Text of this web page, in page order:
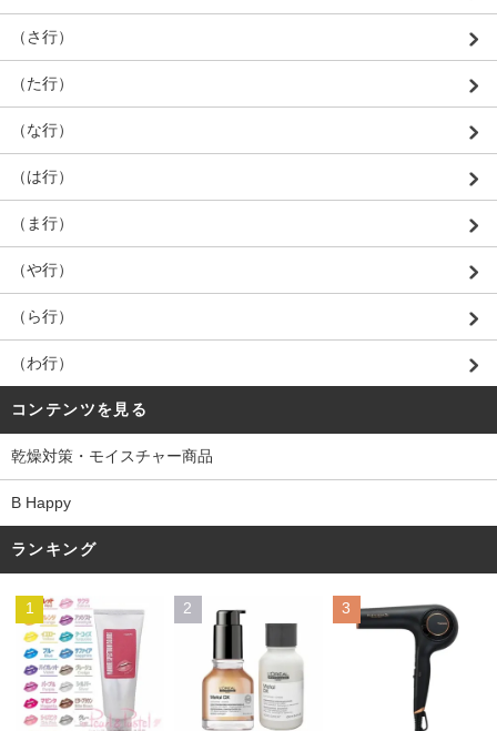
（さ行）
（た行）
（な行）
（は行）
（ま行）
（や行）
（ら行）
（わ行）
コンテンツを見る
乾燥対策・モイスチャー商品
B Happy
ランキング
1 2 3